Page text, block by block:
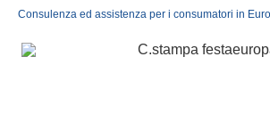
Consulenza ed assistenza per i consumatori in